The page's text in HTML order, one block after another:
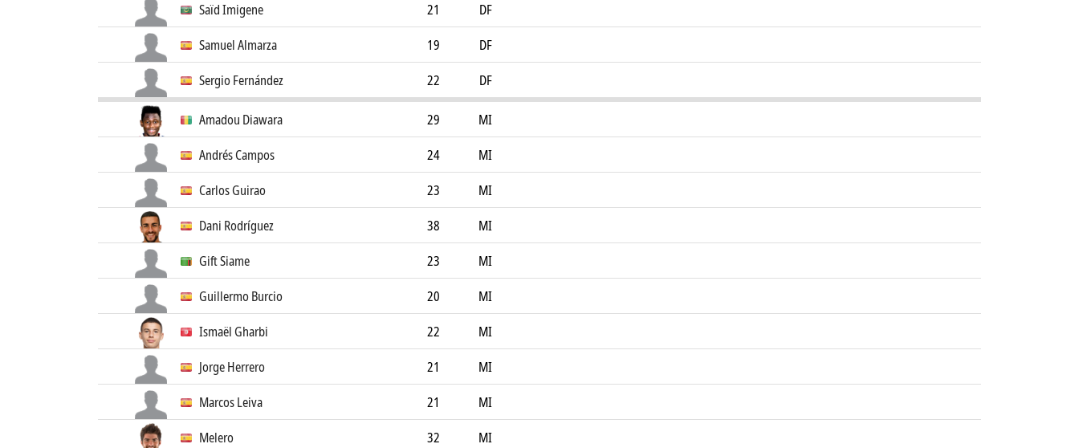
Saïd Imigene
21
DF
Samuel Almarza
19
DF
Sergio Fernández
22 DF
Amadou Diawara 29
MI
Andrés Campos
24
MI
Carlos Guirao
23
MI
Dani Rodríguez
38
MI
Gift Siame
23
MI
Guillermo Burcio
20
MI
Ismaël Gharbi
22
MI
Jorge Herrero
21
MI
Marcos Leiva
21
MI
Melero
32
MI